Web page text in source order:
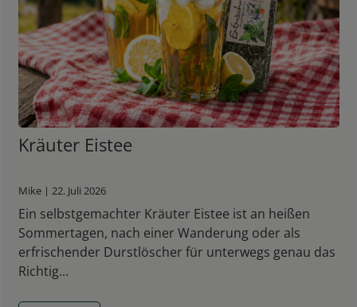
Kräuter Eistee
Mike | 22. Juli 2026
Ein selbstgemachter Kräuter Eistee ist an heißen
Sommertagen, nach einer Wanderung oder als
erfrischender Durstlöscher für unterwegs genau das
Richtig...